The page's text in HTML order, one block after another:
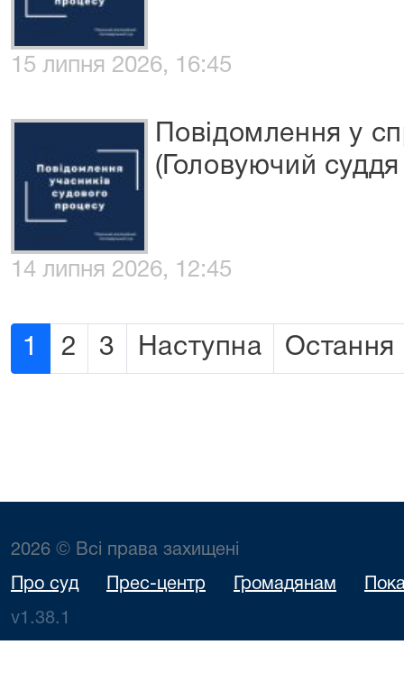
15 липня 2026, 16:45
Повідомлення у
(Головуючий
14 липня 2026, 12:45
1 2 3 Наступна Остання
2026 © Всі права захищені
Про суд Прес-центр Громадянам
v1.38.1